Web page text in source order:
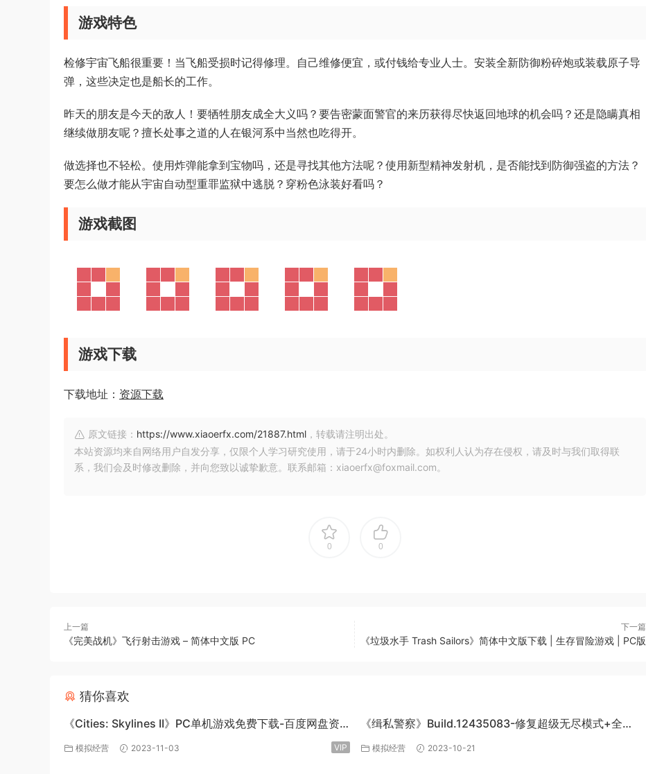
游戏特色
检修宇宙飞船很重要！当飞船受损时记得修理。自己维修便宜，或付钱给专业人士。安装全新防御粉碎炮或装载原子导
弹，这些决定也是船长的工作。
昨天的朋友是今天的敌人！要牺牲朋友成全大义吗？要告密蒙面警官的来历获得尽快返回地球的机会吗？还是隐瞒真相
继续做朋友呢？擅长处事之道的人在银河系中当然也吃得开。
做选择也不轻松。使用炸弹能拿到宝物吗，还是寻找其他方法呢？使用新型精神发射机，是否能找到防御强盗的方法？
要怎么做才能从宇宙自动型重罪监狱中逃脱？穿粉色泳装好看吗？
游戏截图
游戏下载
下载地址： 资源下载
原文链接： https://www.xiaoerfx.com/21887.html ，转载请注明出处。
本站资源均来自网络用户自发分享，仅限个人学习研究使用，请于24小时内删除。如权利人认为存在侵权，请及时与我们取得联
系，我们会及时修改删除，并向您致以诚挚歉意。联系邮箱：xiaoerfx@foxmail.com。
0 0
上一篇
《完美战机》飞行射击游戏 – 简体中文版 PC
下一篇
《垃圾水手 Trash Sailors》简体中文版下载 | 生存冒险游戏 | PC版
猜你喜欢
《Cities: Skylines II》PC单机游戏免费下载-百度网盘资
源 模拟经营 2023-11-03 VIP
《缉私警察》Build.12435083-修复超级无尽模式+全
DLC-官方中文-免费下载
模拟经营 2023-10-21